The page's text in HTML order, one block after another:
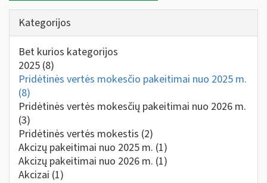
Kategorijos
Bet kurios kategorijos
2025 (8)
Pridėtinės vertės mokesčio pakeitimai nuo 2025 m.
(8)
Pridėtinės vertės mokesčių pakeitimai nuo 2026 m.
(3)
Pridėtinės vertės mokestis (2)
Akcizų pakeitimai nuo 2025 m. (1)
Akcizų pakeitimai nuo 2026 m. (1)
Akcizai (1)